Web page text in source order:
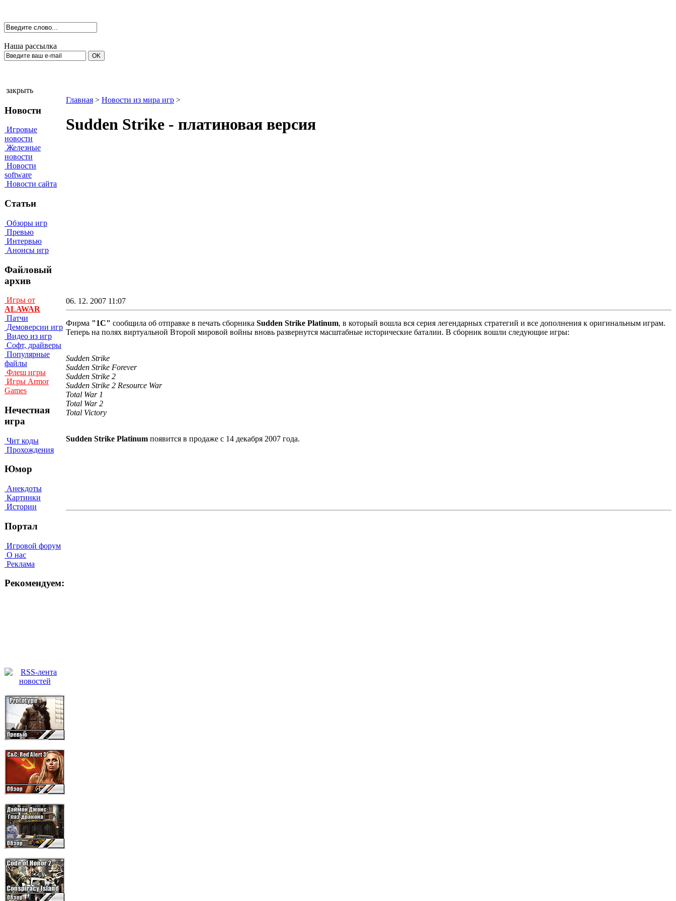
Наша рассылка
закрыть
Новости
Игровые
новости
Железные
новости
Новости
software
Новости сайта
Статьи
Обзоры игр
Превью
Интервью
Анонсы игр
Файловый
архив
Игры от
ALAWAR
Патчи
Демоверсии игр
Видео из игр
Софт, драйверы
Популярные
файлы
Флеш игры
Игры Armor
Games
Нечестная
игра
Чит коды
Прохождения
Юмор
Анекдоты
Картинки
Истории
Портал
Игровой форум
О нас
Реклама
Рекомендуем:
Главная > Новости из мира игр >
Sudden Strike - платиновая версия
06. 12. 2007 11:07
Фирма "1С" сообщила об отправке в печать сборника Sudden Strike Platinum, в который вошла вся серия легендарных стратегий и все дополнения к оригинальным играм.
Теперь на полях виртуальной Второй мировой войны вновь развернутся масштабные исторические баталии. В сборник вошли следующие игры:
Sudden Strike
Sudden Strike Forever
Sudden Strike 2
Sudden Strike 2 Resource War
Total War 1
Total War 2
Total Victory
Sudden Strike Platinum появится в продаже с 14 декабря 2007 года.